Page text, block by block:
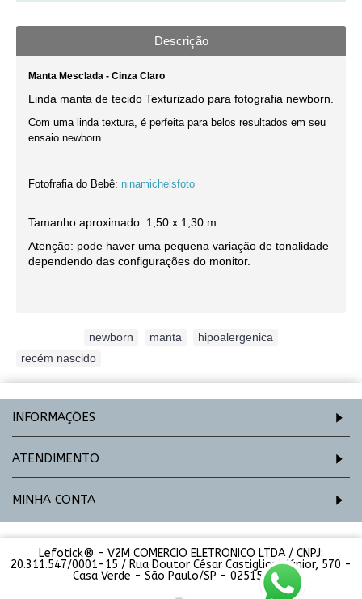
Descrição
Manta Mesclada - Cinza Claro
Linda manta de tecido Texturizado para fotografia newborn
Com uma linda textura, é perfeita para belos resultados em seu
ensaio newborn.
Fotofrafia do Bebê: ninamichelsfoto
Tamanho aproximado: 1,50 x 1,30 m
Atenção: pode haver uma pequena variação de tonalidade
dependendo das configurações do monitor.
newborn manta hipoalergenica
recém nascido
INFORMAÇÕES
ATENDIMENTO
MINHA CONTA
Lefotick® - V2M COMERCIO ELETRONICO LTDA / CNPJ:
20.311.547/0001-15 / Rua Doutor César Castiglioni Júnior, 570 -
Casa Verde - São Paulo/SP - 02515-000